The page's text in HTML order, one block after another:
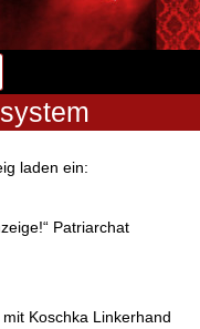
laden ein:
Patriarchat
Koschka Linkerhand